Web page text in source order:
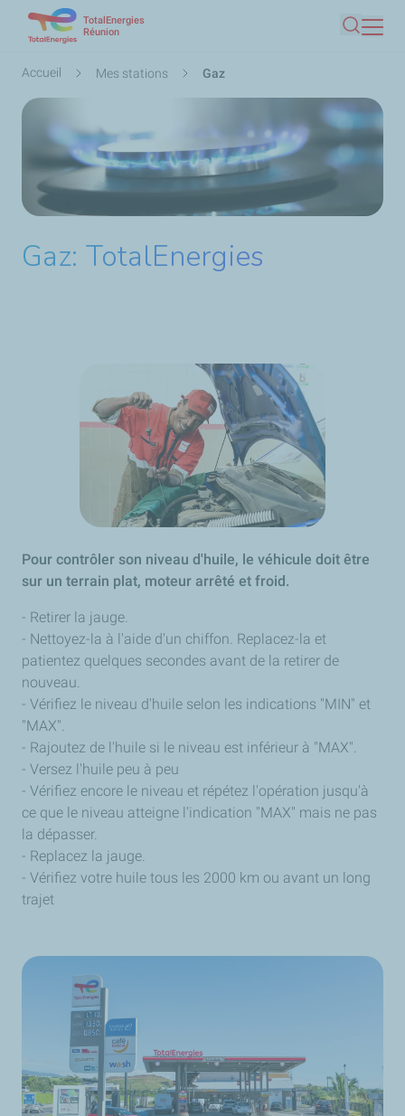
contenu
TotalEnergies
Réunion
Fil
d'Ariane
Accueil Mes stations Gaz
Gaz: TotalEnergies
Pour contrôler son niveau d'huile, le véhicule doit être
sur un terrain plat, moteur arrêté et froid.
- Retirer la jauge.
- Nettoyez-la à l'aide d'un chiffon. Replacez-la et
patientez quelques secondes avant de la retirer de
nouveau.
- Vérifiez le niveau d'huile selon les indications "MIN" et
"MAX".
- Rajoutez de l'huile si le niveau est inférieur à "MAX".
- Versez l'huile peu à peu
- Vérifiez encore le niveau et répétez l'opération jusqu'à
ce que le niveau atteigne l'indication "MAX" mais ne pas
la dépasser.
- Replacez la jauge.
- Vérifiez votre huile tous les 2000 km ou avant un long
trajet